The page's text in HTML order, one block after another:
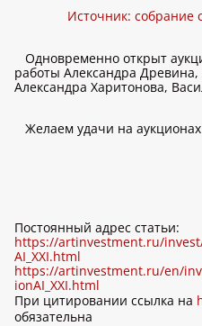
Источник: собрание
Одновременно открыт
работы Александра Древина,
Александра Харитонова,
Желаем удачи на
Постоянный адрес статьи:
https://artinvestment.ru/
AI_XXI.html
https://artinvestment.ru/en/
ionAI_XXI.html
При цитировании ссылка на
обязательна